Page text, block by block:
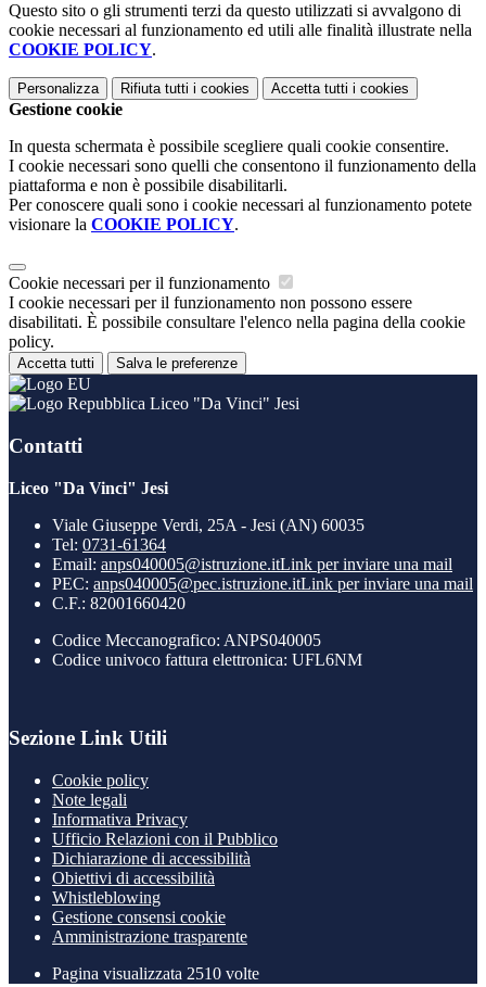
Questo sito o gli strumenti terzi da questo utilizzati si avvalgono di
cookie necessari al funzionamento ed utili alle finalità illustrate nella
COOKIE POLICY.
Personalizza Rifiuta tutti i cookies Accetta tutti i cookies
Gestione cookie
In questa schermata è possibile scegliere quali cookie consentire.
I cookie necessari sono quelli che consentono il funzionamento della
piattaforma e non è possibile disabilitarli.
Per conoscere quali sono i cookie necessari al funzionamento potete
visionare la COOKIE POLICY.
Cookie necessari per il funzionamento
I cookie necessari per il funzionamento non possono essere
disabilitati. È possibile consultare l'elenco nella pagina della cookie
policy.
Accetta tutti Salva le preferenze
Liceo "Da Vinci" Jesi
Contatti
Liceo "Da Vinci" Jesi
Viale Giuseppe Verdi, 25A - Jesi (AN) 60035
Tel: 0731-61364
Email: anps040005@istruzione.itLink per inviare una mail
PEC: anps040005@pec.istruzione.itLink per inviare una mail
C.F.: 82001660420
Codice Meccanografico: ANPS040005
Codice univoco fattura elettronica: UFL6NM
Sezione Link Utili
Cookie policy
Note legali
Informativa Privacy
Ufficio Relazioni con il Pubblico
Dichiarazione di accessibilità
Obiettivi di accessibilità
Whistleblowing
Gestione consensi cookie
Amministrazione trasparente
Pagina visualizzata 2510 volte